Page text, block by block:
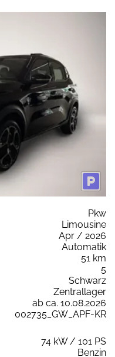
Pkw
Limousine
Apr / 2026
Automatik
51 km
5
Schwarz
Zentrallager
ab ca. 10.08.2026
002735_GW_APF-KR
74 kW / 101 PS
Benzin